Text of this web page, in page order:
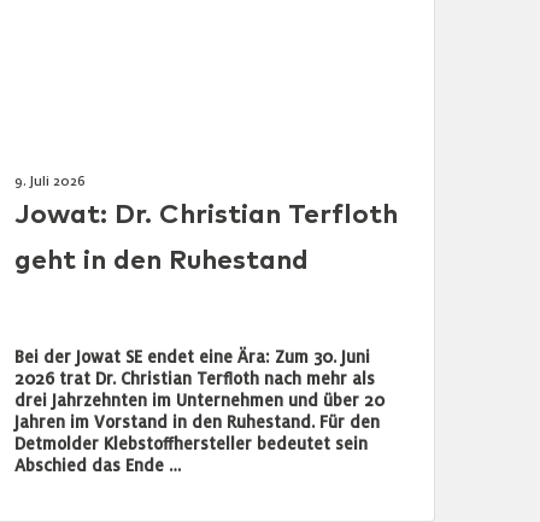
9. Juli 2026
Jowat: Dr. Christian Terfloth
geht in den Ruhestand
Bei der Jowat SE endet eine Ära: Zum 30. Juni
2026 trat Dr. Christian Terfloth nach mehr als
drei Jahrzehnten im Unternehmen und über 20
Jahren im Vorstand in den Ruhestand. Für den
Detmolder Klebstoffhersteller bedeutet sein
Abschied das Ende …